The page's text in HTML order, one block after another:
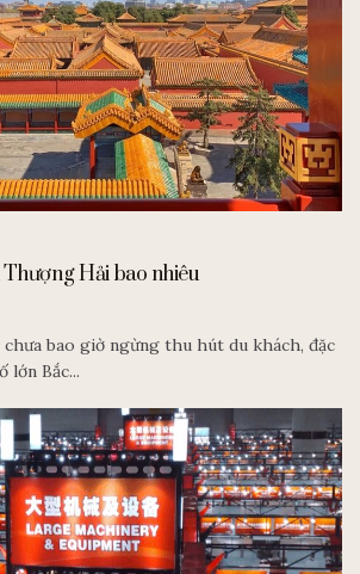
Hải bao nhiêu
bao giờ ngừng thu hút du khách, đặc
lớn Bắc...